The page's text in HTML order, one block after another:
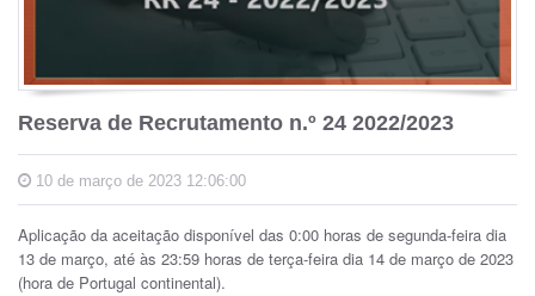
Reserva de Recrutamento n.º 24 2022/2023
10 de março de 2023 12:06:00
Aplicação da aceitação disponível das 0:00 horas de segunda-feira dia
13 de março, até às 23:59 horas de terça-feira dia 14 de março de 2023
(hora de Portugal continental).